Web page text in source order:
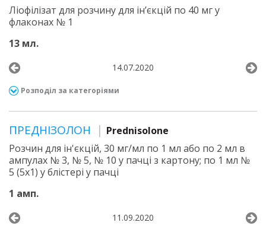
Ліофілізат для розчину для ін’єкцій по 40 мг у
флаконах № 1
13 мл.
14.07.2020
Розподіл за категоріями
ПРЕДНІЗОЛОН
Prednisolone
Розчин для ін'єкцій, 30 мг/мл по 1 мл або по 2 мл в
ампулах № 3, № 5, № 10 у пачці з картону; по 1 мл №
5 (5х1) у блістері у пачці
1 амп.
11.09.2020